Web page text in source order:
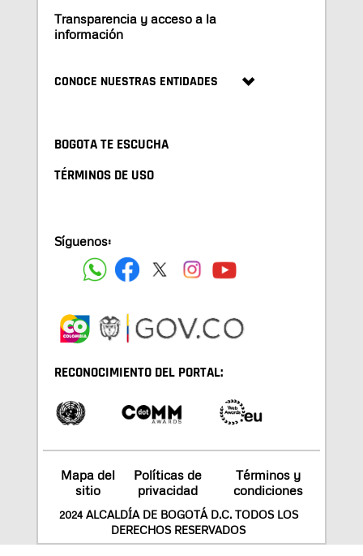
Transparencia y acceso a la
información
CONOCE NUESTRAS ENTIDADES
BOGOTA TE ESCUCHA
TÉRMINOS DE USO
Síguenos:
RECONOCIMIENTO DEL PORTAL:
Mapa del
sitio
Políticas de
privacidad
Términos y
condiciones
2024 ALCALDÍA DE BOGOTÁ D.C. TODOS LOS
DERECHOS RESERVADOS